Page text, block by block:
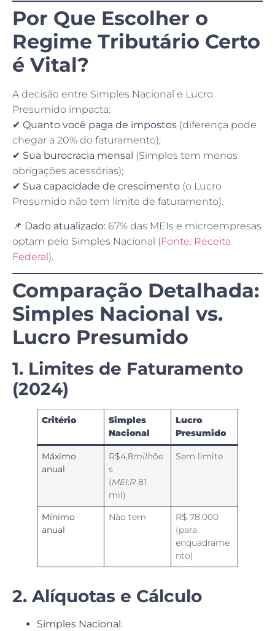
Por Que Escolher o
Regime Tributário Certo
é Vital?
A decisão entre Simples Nacional e Lucro
Presumido impacta:
✔ Quanto você paga de impostos (diferença pode
chegar a 20% do faturamento);
✔ Sua burocracia mensal (Simples tem menos
obrigações acessórias);
✔ Sua capacidade de crescimento (o Lucro
Presumido não tem limite de faturamento).
📌 Dado atualizado: 67% das MEIs e microempresas
optam pelo Simples Nacional (Fonte: Receita
Federal).
Comparação Detalhada:
Simples Nacional vs.
Lucro Presumido
1. Limites de Faturamento
(2024)
Critério
Simples
Nacional
Lucro
Presumido
Máximo
anual
R$4,8milhõe
s
(MEI:R 81
mil)
Sem limite
Mínimo
anual
Não tem
R$ 78.000
(para
enquadrame
nto)
2. Alíquotas e Cálculo
Simples Nacional: